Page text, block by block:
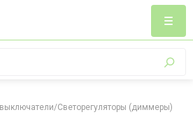
/Светорегуляторы (диммеры)